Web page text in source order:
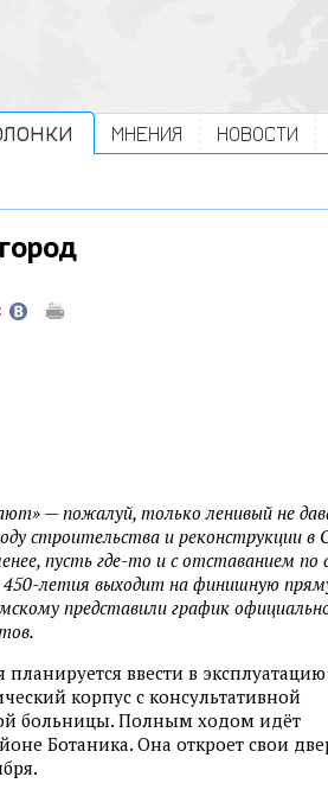
МНЕНИЯ НОВОСТИ
— пожалуй, только ленивый не
строительства и реконструкции в
пусть где-то и с отставанием по
450-летия выходит на финишную
представили график
ввести в
корпус с консультативной
больницы. Полным ходом идёт
Ботаника. Она откроет свои